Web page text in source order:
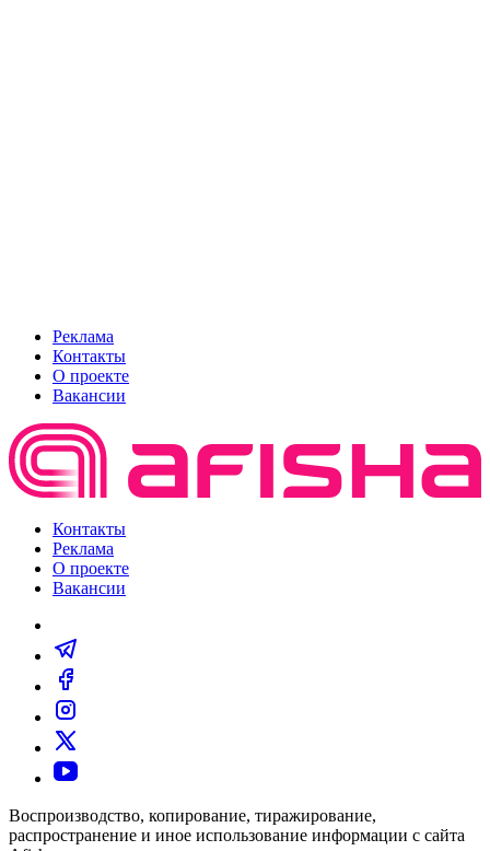
Реклама
Контакты
О проекте
Вакансии
Контакты
Реклама
О проекте
Вакансии
Воспроизводство, копирование, тиражирование,
распространение и иное использование информации с сайта